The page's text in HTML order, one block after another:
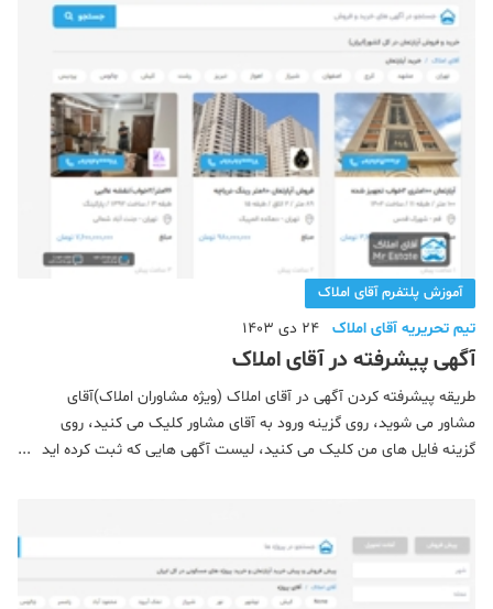
آموزش پلتفرم آقای املاک
تیم تحریریه آقای املاک 24 دی 1403
آگهی پیشرفته در آقای املاک
طریقه پیشرفته کردن آگهی در آقای املاک (ویژه مشاوران املاک)آقای
مشاور می شوید، روی گزینه ورود به آقای مشاور کلیک می کنید، روی
گزینه فایل های من کلیک می کنید، لیست آگهی هایی که ثبت کرده اید